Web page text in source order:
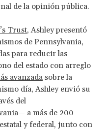
de la opinión pública.
Trust, Ashley presentó
de Pennsylvania,
para reducir las
del estado con arreglo
avanzada sobre la
día, Ashley envió su
del
— a más de 200
y federal, junto con